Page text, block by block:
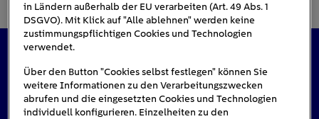
Das könnte Sie auch interessieren
in Ländern außerhalb der EU verarbeiten (Art. 49 Abs. 1
DSGVO). Mit Klick auf "Alle ablehnen" werden keine
zustimmungspflichtigen Cookies und Technologien
verwendet.
Über den Button "Cookies selbst festlegen" können Sie
weitere Informationen zu den Verarbeitungszwecken
abrufen und die eingesetzten Cookies und Technologien
individuell konfigurieren. Einzelheiten zu den